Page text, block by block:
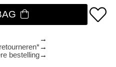
bestelling